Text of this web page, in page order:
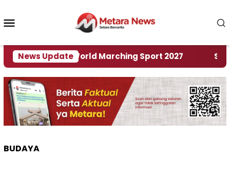
konten
News Update
Rumah World Marching Sport 2027 ‎Soal
BUDAYA